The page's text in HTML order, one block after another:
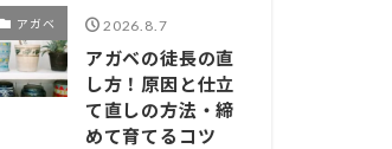
アガベ 2026.8.7
アガベの徒長の直
し方！原因と仕立
て直しの方法・締
めて育てるコツ